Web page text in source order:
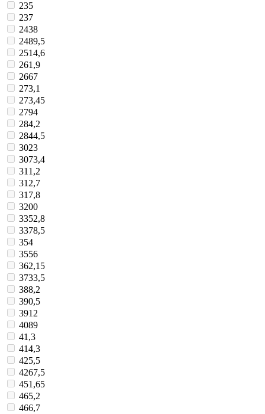
235
237
2438
2489,5
2514,6
261,9
2667
273,1
273,45
2794
284,2
2844,5
3023
3073,4
311,2
312,7
317,8
3200
3352,8
3378,5
354
3556
362,15
3733,5
388,2
390,5
3912
4089
41,3
414,3
425,5
4267,5
451,65
465,2
466,7